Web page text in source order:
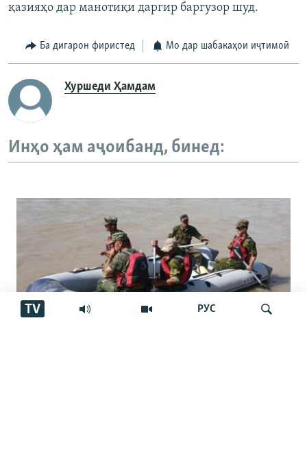
РУС
TV
қазияҳо дар манотиқи даргир баргузор шуд.
Ба дигарон фиристед Мо дар шабакаҳои иҷтимоӣ
Хуршеди Ҳамдам
Инҳо ҳам аҷоибанд, бинед: